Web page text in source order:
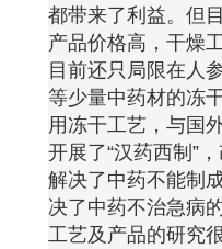
都带来了利益。但
产品价格高，干燥
目前还只局限在人
等少量中药材的冻
用冻干工艺，与国
开展了“汉药西制”
解决了中药不能制
决了中药不治急病
工艺及产品的研究